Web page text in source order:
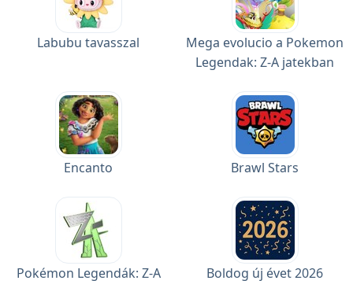
Labubu tavasszal
Mega evolucio a Pokemon
Legendak: Z-A jatekban
Encanto Brawl Stars
Pokémon Legendák: Z-A Boldog új évet 2026